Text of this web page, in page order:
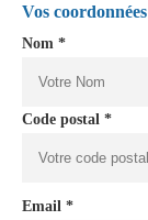
Vos coordonnées
Nom *
Code postal *
Email *